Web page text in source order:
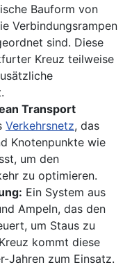
Bauform von
Verbindungsrampen
sind. Diese
Kreuz teilweise
Transport
Verkehrsnetz, das
Knotenpunkte wie
um den
zu optimieren.
Ein System aus
Ampeln, das den
um Staus zu
kommt diese
Jahren zum Einsatz.